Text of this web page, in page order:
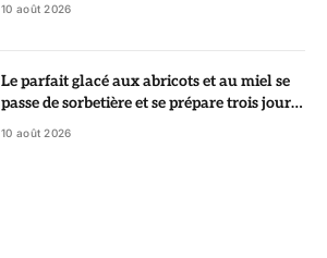
10 août 2026
Le parfait glacé aux abricots et au miel se
passe de sorbetière et se prépare trois jours
à l’avance
10 août 2026